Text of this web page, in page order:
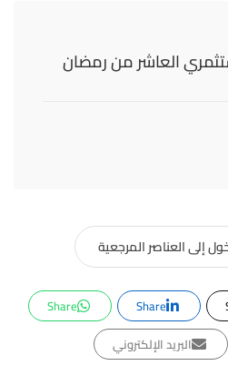
العاشر من رمضان
إلى العناصر المرجعية
Share
Share
البريد الإلكتروني